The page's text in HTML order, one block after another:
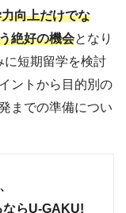
向上だけでな
絶好の機会となり
に短期留学を検討
ントから目的別の
までの準備につい
ならU-GAKU!